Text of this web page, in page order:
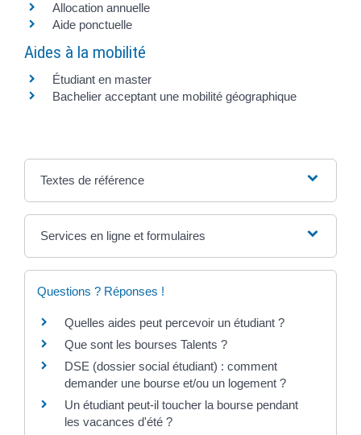
Allocation annuelle
Aide ponctuelle
Aides à la mobilité
Étudiant en master
Bachelier acceptant une mobilité géographique
Textes de référence
Services en ligne et formulaires
Questions ? Réponses !
Quelles aides peut percevoir un étudiant ?
Que sont les bourses Talents ?
DSE (dossier social étudiant) : comment
demander une bourse et/ou un logement ?
Un étudiant peut-il toucher la bourse pendant
les vacances d'été ?